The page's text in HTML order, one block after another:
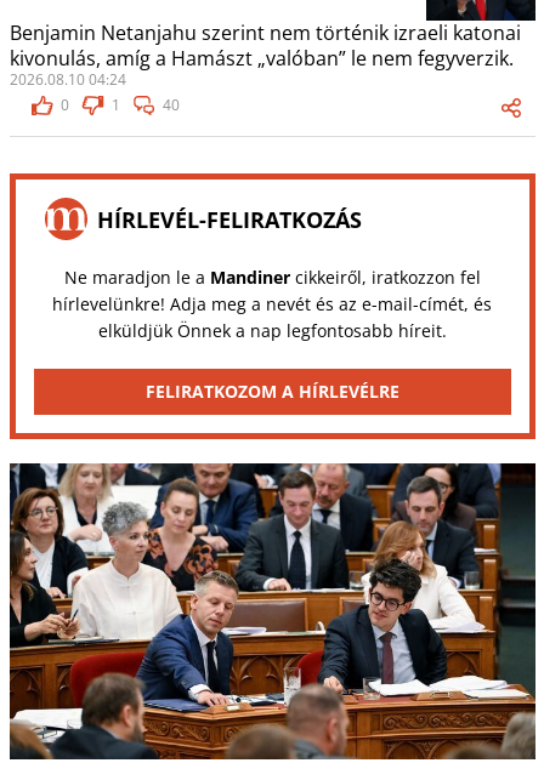
Benjamin Netanjahu szerint nem történik izraeli katonai
kivonulás, amíg a Hamászt „valóban” le nem fegyverzik.
2026.08.10 04:24
0
1 40
HÍRLEVÉL-FELIRATKOZÁS
Ne maradjon le a Mandinercikkeiről, iratkozzon fel
hírlevelünkre! Adja meg a nevét és az e-mail-címét, és
elküldjük Önnek a nap legfontosabb híreit.
FELIRATKOZOM A HÍRLEVÉLRE